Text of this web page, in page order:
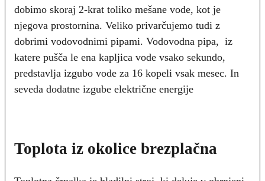
dobimo skoraj 2-krat toliko mešane vode, kot je
njegova prostornina. Veliko privarčujemo tudi z
dobrimi vodovodnimi pipami. Vodovodna pipa, iz
katere pušča le ena kapljica vode vsako sekundo,
predstavlja izgubo vode za 16 kopeli vsak mesec. In
seveda dodatne izgube električne energije
Toplota iz okolice brezplačna